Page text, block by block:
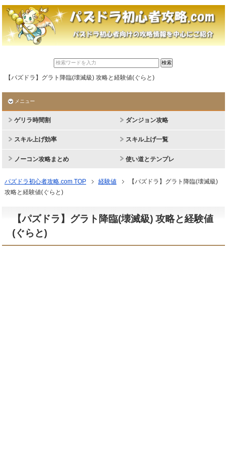
【パズドラ】グラト降臨(壊滅級) 攻略と経験値(ぐらと)
メニュー
ゲリラ時間割 ダンジョン攻略
スキル上げ効率 スキル上げ一覧
ノーコン攻略まとめ 使い道とテンプレ
パズドラ初心者攻略.com TOP 経験値
【パズドラ】グラト降臨(壊滅級)
攻略と経験値(ぐらと)
【パズドラ】グラト降臨(壊滅級) 攻略と経験値
(ぐらと)